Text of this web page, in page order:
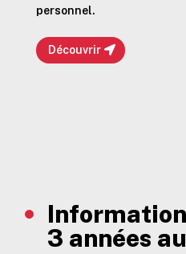
personnel.
Découvrir
3 années